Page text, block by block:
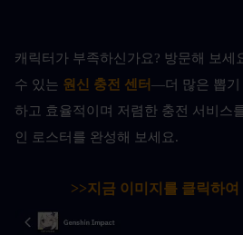
캐릭터가 부족하신가요? 방문해 보세
수 있는 원신 충전 센터—더 많은 뽑기
하고 효율적이며 저렴한 충전 서비스
인 로스터를 완성해 보세요.
>>지금 이미지를 클릭하